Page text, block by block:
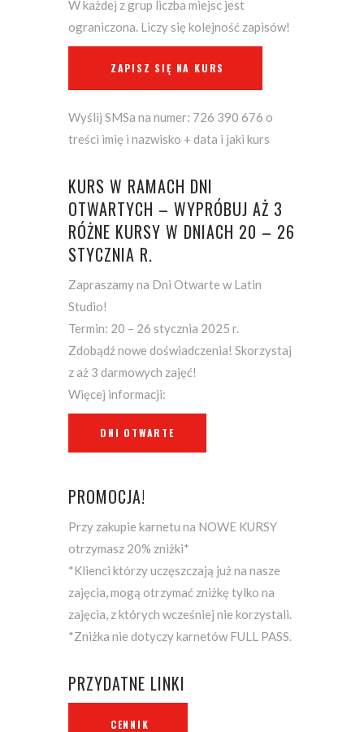
W każdej z grup liczba miejsc jest
ograniczona. Liczy się kolejność zapisów!
ZAPISZ SIĘ NA KURS
Wyślij SMSa na numer: 726 390 676 o
treści imię i nazwisko + data i jaki kurs
KURS W RAMACH DNI
OTWARTYCH – WYPRÓBUJ AŻ 3
RÓŻNE KURSY W DNIACH 20 – 26
STYCZNIA R.
Zapraszamy na Dni Otwarte w Latin
Studio!
Termin: 20 – 26 stycznia 2025 r.
Zdobądź nowe doświadczenia! Skorzystaj
z aż 3 darmowych zajęć!
Więcej informacji:
DNI OTWARTE
PROMOCJA!
Przy zakupie karnetu na NOWE KURSY
otrzymasz 20% zniżki*
*Klienci którzy uczęszczają już na nasze
zajęcia, mogą otrzymać zniżkę tylko na
zajęcia, z których wcześniej nie korzystali.
*Zniżka nie dotyczy karnetów FULL PASS.
PRZYDATNE LINKI
CENNIK